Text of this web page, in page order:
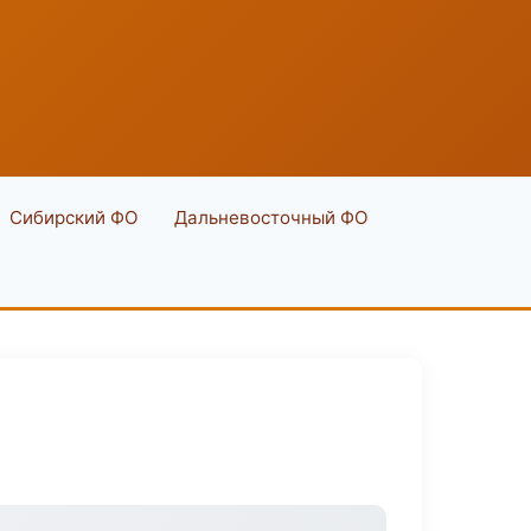
Сибирский ФО Дальневосточный ФО